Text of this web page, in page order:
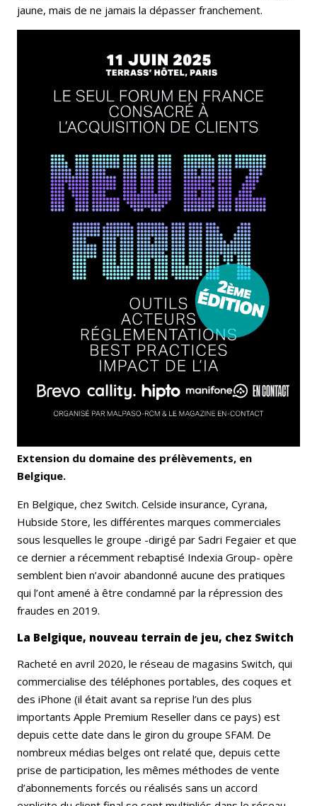
jaune, mais de ne jamais la dépasser franchement.
Extension du domaine des prélèvements, en
Belgique.
En Belgique, chez Switch. Celside insurance, Cyrana,
Hubside Store, les différentes marques commerciales
sous lesquelles le groupe -dirigé par Sadri Fegaier et que
ce dernier a récemment rebaptisé Indexia Group- opère
semblent bien n’avoir abandonné aucune des pratiques
qui l’ont amené à être condamné par la répression des
fraudes en 2019.
La Belgique, nouveau terrain de jeu, chez Switch
Racheté en avril 2020, le réseau de magasins Switch, qui
commercialise des téléphones portables, des coques et
des iPhone (il était avant sa reprise l’un des plus
importants Apple Premium Reseller dans ce pays) est
depuis cette date dans le giron du groupe SFAM. De
nombreux médias belges ont relaté que, depuis cette
prise de participation, les mêmes méthodes de vente
d’abonnements forcés ou réalisés sans un accord